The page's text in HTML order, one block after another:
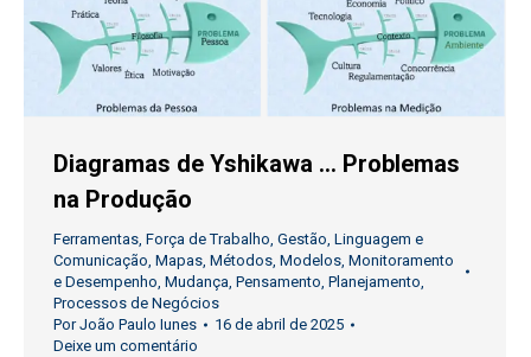
Diagramas de Yshikawa … Problemas
na Produção
Ferramentas, Força de Trabalho, Gestão, Linguagem e
Comunicação, Mapas, Métodos, Modelos, Monitoramento
e Desempenho, Mudança, Pensamento, Planejamento,
Processos de Negócios
PorJoão Paulo Iunes
16 de abril de 2025
Deixe um comentário